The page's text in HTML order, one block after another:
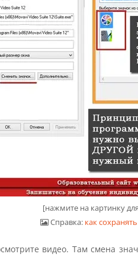
[нажмите на картинку
Справка: как
видео. Там смена